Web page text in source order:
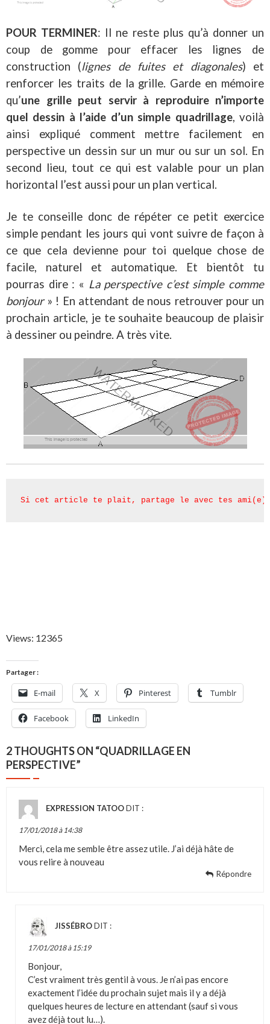
POUR TERMINER: Il ne reste plus qu’à donner un
coup de gomme pour effacer les lignes de
construction (lignes de fuites et diagonales) et
renforcer les traits de la grille. Garde en mémoire
qu’une grille peut servir à reproduire n’importe
quel dessin à l’aide d’un simple quadrillage, voilà
ainsi expliqué comment mettre facilement en
perspective un dessin sur un mur ou sur un sol. En
second lieu, tout ce qui est valable pour un plan
horizontal l’est aussi pour un plan vertical.
Je te conseille donc de répéter ce petit exercice
simple pendant les jours qui vont suivre de façon à
ce que cela devienne pour toi quelque chose de
facile, naturel et automatique. Et bientôt tu
pourras dire : « La perspective c’est simple comme
bonjour» ! En attendant de nous retrouver pour un
prochain article, je te souhaite beaucoup de plaisir
à dessiner ou peindre. A très vite.
Si cet article te plait, partage le avec tes
Views: 12365
Partager :
E-mail X Pinterest Tumblr
Facebook LinkedIn
2 THOUGHTS ON “QUADRILLAGE EN
PERSPECTIVE”
EXPRESSION TATOO DIT :
17/01/2018 à 14:38
Merci, cela me semble être assez utile. J’ai déjà hâte de
vous relire à nouveau
Répondre
JISSÉBRO DIT :
17/01/2018 à 15:19
Bonjour,
C’est vraiment très gentil à vous. Je n’ai pas encore
exactement l’idée du prochain sujet mais il y a déjà
quelques heures de lecture en attendant (sauf si vous
avez déjà tout lu…).